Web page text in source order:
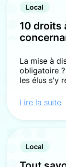
Local
10 droits
La mise à
obligatoire
les élus s'y
Lire la suite
Local